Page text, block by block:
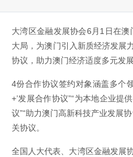
大湾区金融发展协会6月1日在
大局，为澳门引入新质经济发展
协议，助力澳门经济适度多元发展
4份合作协议签约对象涵盖多个
+’发展合作协议”“为本地企业提
议”“助力澳门高新科技产业发展
关协议。
全国人大代表、大湾区金融发展